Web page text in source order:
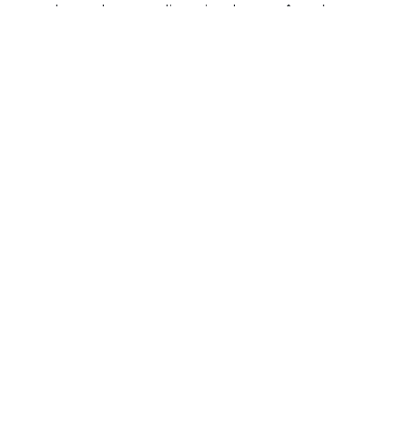
adotar algumas dicas simples, você pode